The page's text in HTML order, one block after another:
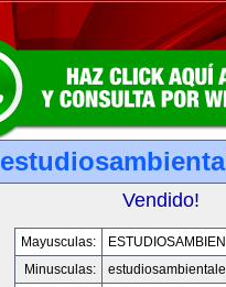
Vendido!
Mayusculas:
Minusculas: